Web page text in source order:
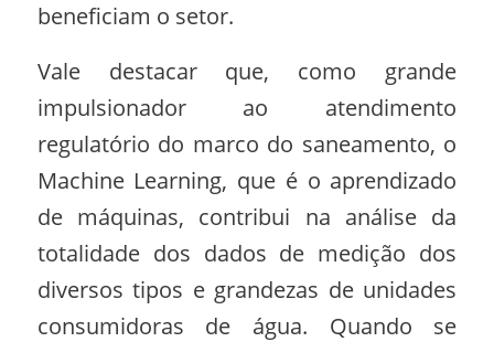
beneficiam o setor.
Vale destacar que, como grande
impulsionador ao atendimento
regulatório do marco do saneamento, o
Machine Learning, que é o aprendizado
de máquinas, contribui na análise da
totalidade dos dados de medição dos
diversos tipos e grandezas de unidades
consumidoras de água. Quando se